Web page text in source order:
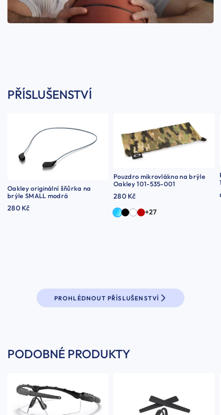
PŘÍSLUŠENSTVÍ
Oakley originální šňůrka na
brýle SMALL modrá
280 Kč
Pouzdro mikrovlákno na brýle
Oakley 101-535-001
280 Kč
+27
PROHLÉDNOUT PŘÍSLUŠENSTVÍ
PODOBNÉ PRODUKTY